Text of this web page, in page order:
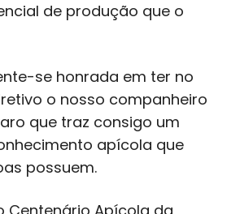
de produção que o
se honrada em ter no
o nosso companheiro
que traz consigo um
apícola que
possuem.